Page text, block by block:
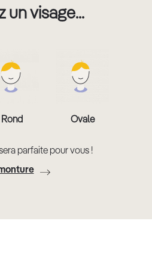
un visage...
Rond Ovale
parfaite pour vous !